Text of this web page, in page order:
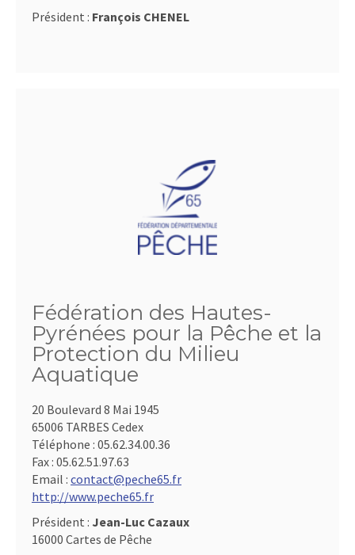
Président : François CHENEL
Fédération des Hautes-
Pyrénées pour la Pêche et la
Protection du Milieu
Aquatique
20 Boulevard 8 Mai 1945
65006 TARBES Cedex
Téléphone : 05.62.34.00.36
Fax : 05.62.51.97.63
Email : contact@peche65.fr
http://www.peche65.fr
Président : Jean-Luc Cazaux
16000 Cartes de Pêche